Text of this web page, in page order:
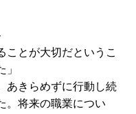
ことが大切だというこ
あきらめずに行動し続
。将来の職業につい